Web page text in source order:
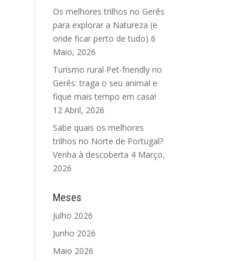
Os melhores trilhos no Gerês
para explorar a Natureza (e
onde ficar perto de tudo) 6
Maio, 2026
Turismo rural Pet-friendly no
Gerês: traga o seu animal e
fique mais tempo em casa!
12 Abril, 2026
Sabe quais os melhores
trilhos no Norte de Portugal?
Venha à descoberta 4 Março,
2026
Meses
Julho 2026
Junho 2026
Maio 2026